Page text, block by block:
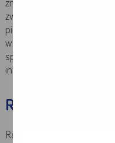
znaczeniu są również:
zwiększone spożycie lub
pierwiastków śladowych
wapń, poddanie się
spożywanie alkoholu,
infekcje.
Rak prostaty -
Rak prostaty we